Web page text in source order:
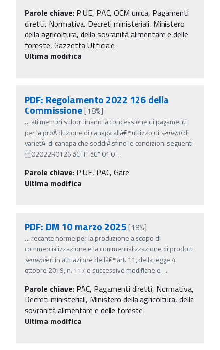
Parole chiave: PIUE, PAC, OCM unica, Pagamenti
diretti, Normativa, Decreti ministeriali, Ministero
della agricoltura, della sovranità alimentare e delle
foreste, Gazzetta Ufficiale
Ultima modifica:
PDF: Regolamento 2022 126 della
Commissione [18%]
… ati membri subordinano la concessione di pagamenti
per la proÂ­ duzione di canapa allâ€™utilizzo di sementidi
varietÃ di canapa che soddiÂ­ sfino le condizioni seguenti:
02022R0126 â€” IT â€” 01.0…
Parole chiave: PIUE, PAC, Gare
Ultima modifica:
PDF: DM 10 marzo 2025[18%]
… recante norme per la produzione a scopo di
commercializzazione e la commercializzazione di prodotti
sementieri in attuazione dellâ€™art. 11, della legge 4
ottobre 2019, n. 117 e successive modifiche e …
Parole chiave: PAC, Pagamenti diretti, Normativa,
Decreti ministeriali, Ministero della agricoltura, della
sovranità alimentare e delle foreste
Ultima modifica: